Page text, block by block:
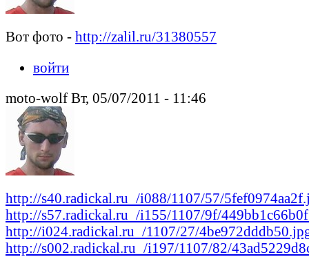
Вот фото - http://zalil.ru/31380557
войти
moto-wolf Вт, 05/07/2011 - 11:46
http://s40.radickal.ru_/i088/1107/57/
http://s57.radickal.ru_/i155/1107/9f/
http://i024.radickal.ru_/1107/27/
http://s002.radickal.ru_/i197/1107/82/